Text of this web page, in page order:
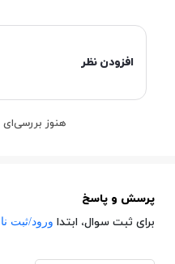
افزودن نظر
هنوز
پرسش و پاسخ
برای ثبت سوال، ابتدا ورود/ثبت